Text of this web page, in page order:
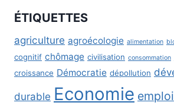
ÉTIQUETTES
agriculture agroécologie alimentation
cognitif chômage civilisation consommation
croissance Démocratie dépollution
durable Economie emploi